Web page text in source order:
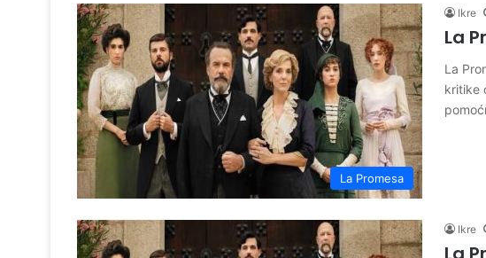
La Promesa
Ikre
La
La
kritike
Ikre